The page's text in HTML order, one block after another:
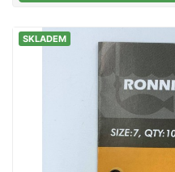
splávku. Při zhotovení
hmotností systému
balení se nacházejí 3
SKLADEM